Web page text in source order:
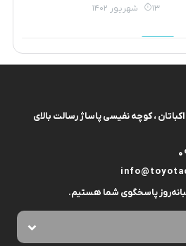
13 شهریور 1402
، کوچه نفیسی پاساژ رسالت بالای